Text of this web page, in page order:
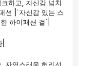
션 |`자신감 있는 스
하이패션 걸`|